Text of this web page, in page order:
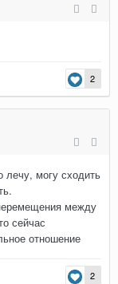
2
лечу, могу сходить
между
сейчас
отношение
2